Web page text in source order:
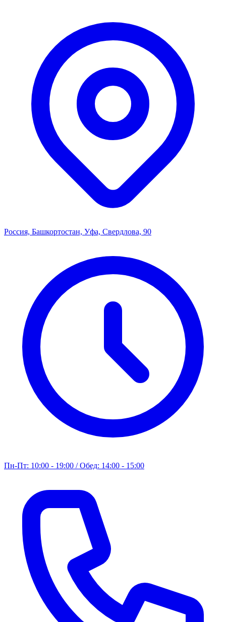
Россия, Башкортостан, Уфа, Свердлова, 90
Пн-Пт: 10:00 - 19:00 / Обед: 14:00 - 15:00